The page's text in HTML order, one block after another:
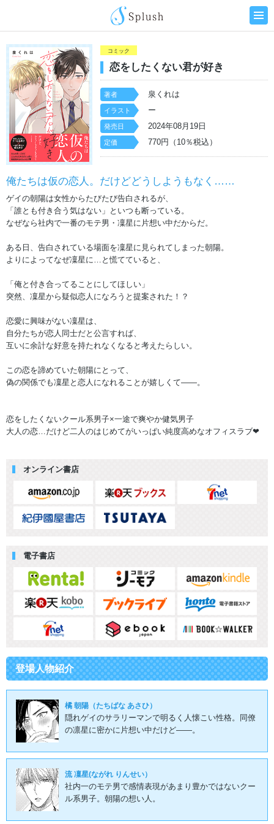
コミック
恋をしたくない君が好き
著者 泉くれは
イラスト ー
発売日 2024年08月19日
定価 770円（10％税込）
俺たちは仮の恋人。だけどどうしようもなく……
ゲイの朝陽は女性からたびたび告白されるが、
「誰とも付き合う気はない」といつも断っている。
なぜなら社内で一番のモテ男・凜星に片想い中だからだ。
ある日、告白されている場面を凜星に見られてしまった朝陽。
よりによってなぜ凜星に…と慌てていると、
「俺と付き合ってることにしてほしい」
突然、凜星から疑似恋人になろうと提案された！？
恋愛に興味がない凜星は、
自分たちが恋人同士だと公言すれば、
互いに余計な好意を持たれなくなると考えたらしい。
この恋を諦めていた朝陽にとって、
偽の関係でも凜星と恋人になれることが嬉しくて――。
恋をしたくないクール系男子×一途で爽やか健気男子
大人の恋…だけど二人のはじめてがいっぱい純度高めなオフィスラブ❤
オンライン書店
電子書店
登場人物紹介
橘 朝陽（たちばな あさひ）
隠れゲイのサラリーマンで明るく人懐こい性格。同僚
の凛星に密かに片想い中だけど――。
流 凜星(ながれ りんせい）
社内一のモテ男で感情表現があまり豊かではないクー
ル系男子。朝陽の想い人。